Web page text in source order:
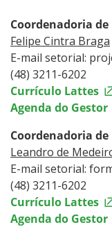
Coordenadoria de
Felipe Cintra Braga
E-mail setorial:
(48) 3211-6202
Currículo Lattes
Agenda do Gestor
Coordenadoria
Leandro de
E-mail setorial:
(48) 3211-6202
Currículo Lattes
Agenda do Gestor